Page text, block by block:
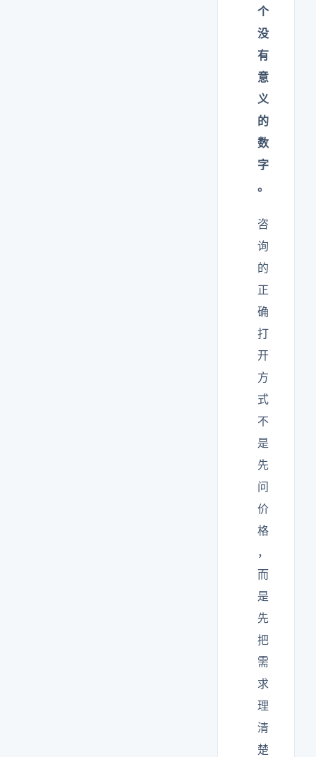
个
没
有
意
义
的
数
字
。
咨
询
的
正
确
打
开
方
式
不
是
先
问
价
格
，
而
是
先
把
需
求
理
清
楚